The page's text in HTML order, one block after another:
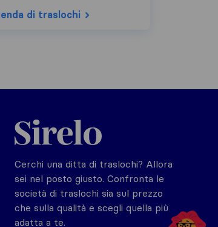
di traslochi
Sirelo.it
Cerchi una ditta di traslochi? Allora
sei nel posto giusto. Confronta le
società di traslochi sia sul prezzo
che sulla qualità e scegli quella più
adatta a te.